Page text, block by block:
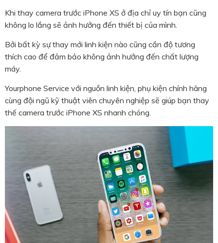
Khi thay camera trước iPhone XS ở địa chỉ uy tín bạn cũng
không lo lắng sẽ ảnh hưởng đến thiết bị của mình.
Bởi bất kỳ sự thay mới linh kiện nào cũng cần độ tương
thích cao để đảm bảo không ảnh hưởng đến chất lượng
máy.
Yourphone Service với nguồn linh kiện, phụ kiện chính hãng
cùng đội ngũ kỹ thuật viên chuyên nghiệp sẽ giúp bạn thay
thế camera trước iPhone XS nhanh chóng.